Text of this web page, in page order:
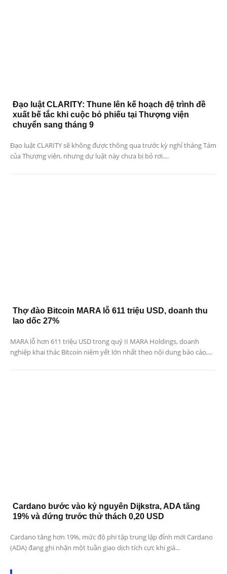
Đạo luật CLARITY: Thune lên kế hoạch đệ trình đề
xuất bế tắc khi cuộc bỏ phiếu tại Thượng viện
chuyển sang tháng 9
Đạo luật CLARITY sẽ không được thông qua trước kỳ nghỉ tháng Tám
của Thượng viện, nhưng dự luật này chưa bị bỏ rơi....
Thợ đào Bitcoin MARA lỗ 611 triệu USD, doanh thu
lao dốc 27%
MARA lỗ hơn 611 triệu USD trong quý II MARA Holdings, doanh
nghiệp khai thác Bitcoin niêm yết lớn nhất theo nội dung báo cáo,...
Cardano bước vào kỷ nguyên Dijkstra, ADA tăng
19% và đứng trước thử thách 0,20 USD
Cardano tăng hơn 19%, mức độ phi tập trung lập đỉnh mới Cardano
(ADA) đang ghi nhận một tuần giao dịch tích cực khi giá...